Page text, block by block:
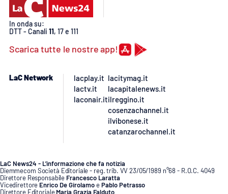
LA
CALABRIAVISIONE
Destinazioni
Eventi
LAC
NETWORK
In onda su:
DTT - Canali 11, 17 e 111
Scarica tutte le nostre app!
LaC Network
lacplay.it
lactv.it
laconair.it
lacitymag.it
lacapitalenews.it
ilreggino.it
cosenzachannel.it
ilvibonese.it
catanzarochannel.it
LaC News24 - L’informazione che fa notizia
Diemmecom Società Editoriale - reg. trib. VV 23/05/1989 n°68 - R.O.C. 4049
Direttore Responsabile Francesco Laratta
Vicedirettore Enrico De GirolamoePablo Petrasso
Direttore Editoriale Maria Grazia Falduto